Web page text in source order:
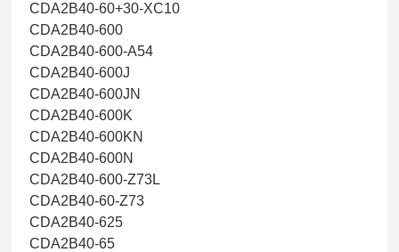
CDA2B40-60+30-XC10
CDA2B40-600
CDA2B40-600-A54
CDA2B40-600J
CDA2B40-600JN
CDA2B40-600K
CDA2B40-600KN
CDA2B40-600N
CDA2B40-600-Z73L
CDA2B40-60-Z73
CDA2B40-625
CDA2B40-65